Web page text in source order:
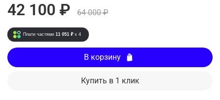
42 100 ₽ 64 000 ₽
Плати частями 11 051 ₽ x 4
В корзину
Купить в 1 клик